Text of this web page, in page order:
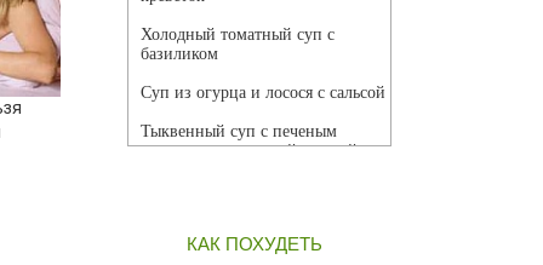
Холодный томатный суп с
базиликом
Суп из огурца и лосося с сальсой
Тыквенный суп с печеным
чесноком и томатной сальсой
красного перца
КАК ПОХУДЕТЬ